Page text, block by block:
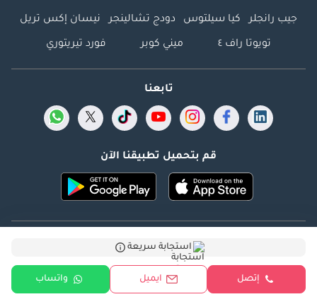
استجابة سريعة
إتصل ايميل واتساب
جيب رانجلر كيا سيلتوس دودج تشالينجر نيسان إكس تريل
تويوتا راف ٤ ميني كوبر فورد تيريتوري
تابعنا
قم بتحميل تطبيقنا الآن
Dubicars.com @ 2026. جميع الحقوق محفوظة.
العنوان: 2114 ، برج شذى ، المدينة الإعلامية ، دبي ، الإمارات